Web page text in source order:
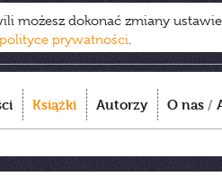
możesz dokonać zmiany
polityce prywatności.
Książki Autorzy O nas /